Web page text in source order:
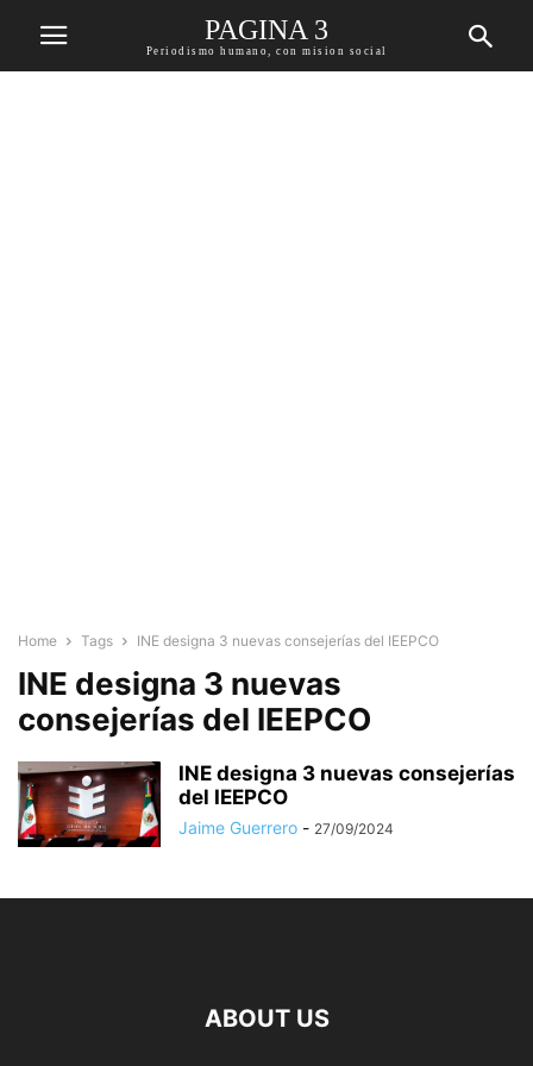
PAGINA 3
Periodismo humano, con mision social
Home Tags INE designa 3 nuevas consejerías del IEEPCO
INE designa 3 nuevas
consejerías del IEEPCO
INE designa 3 nuevas consejerías
del IEEPCO
Jaime Guerrero - 27/09/2024
ABOUT US